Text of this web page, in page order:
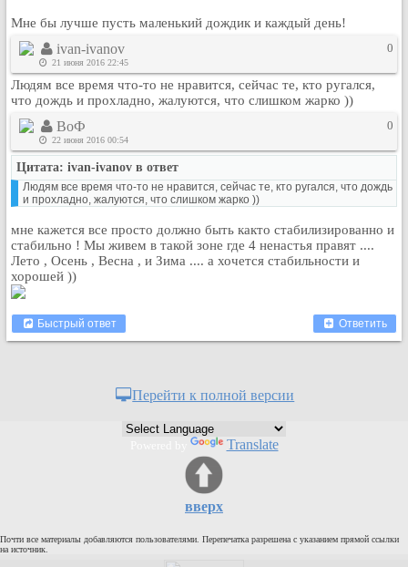
Норм
Музыкальный архив
Видео архив
Дело
Организации
Объявления
Рейтинг сайтов
Полная версия сайта
Мне бы лучше пусть маленький дождик и каждый день!
ivan-ivanov
21 июня 2016 22:45
0
Людям все время что-то не нравится, сейчас те, кто ругался,
что дождь и прохладно, жалуются, что слишком жарко ))
ВоФ
22 июня 2016 00:54
0
Цитата: ivan-ivanov в ответ
Людям все время что-то не нравится, сейчас те, кто ругался, что дождь
и прохладно, жалуются, что слишком жарко ))
мне кажется все просто должно быть както стабилизированно и
стабильно ! Мы живем в такой зоне где 4 ненастья правят ....
Лето , Осень , Весна , и Зима .... а хочется стабильности и
хорошей ))
Быстрый ответ Ответить
Перейти к полной версии
Translate
вверх
Почти все материалы добавляются пользователями. Перепечатка разрешена с указанием прямой ссылки
на источник.